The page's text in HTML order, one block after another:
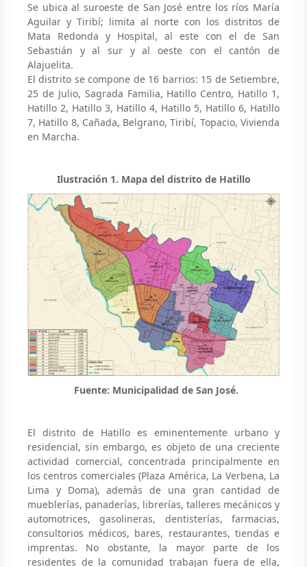
Se ubica al suroeste de San José entre los ríos María
Aguilar y Tiribí; limita al norte con los distritos de
Mata Redonda y Hospital, al este con el de San
Sebastián y al sur y al oeste con el cantón de
Alajuelita.
El distrito se compone de 16 barrios: 15 de Setiembre,
25 de Julio, Sagrada Familia, Hatillo Centro, Hatillo 1,
Hatillo 2, Hatillo 3, Hatillo 4, Hatillo 5, Hatillo 6, Hatillo
7, Hatillo 8, Cañada, Belgrano, Tiribí, Topacio, Vivienda
en Marcha.
Ilustración 1. Mapa del distrito de Hatillo
Fuente: Municipalidad de San José.
El distrito de Hatillo es eminentemente urbano y
residencial, sin embargo, es objeto de una creciente
actividad comercial, concentrada principalmente en
los centros comerciales (Plaza América, La Verbena, La
Lima y Doma), además de una gran cantidad de
mueblerías, panaderías, librerías, talleres mecánicos y
automotrices, gasolineras, dentisterías, farmacias,
consultorios médicos, bares, restaurantes, tiendas e
imprentas. No obstante, la mayor parte de los
residentes de la comunidad trabajan fuera de ella,